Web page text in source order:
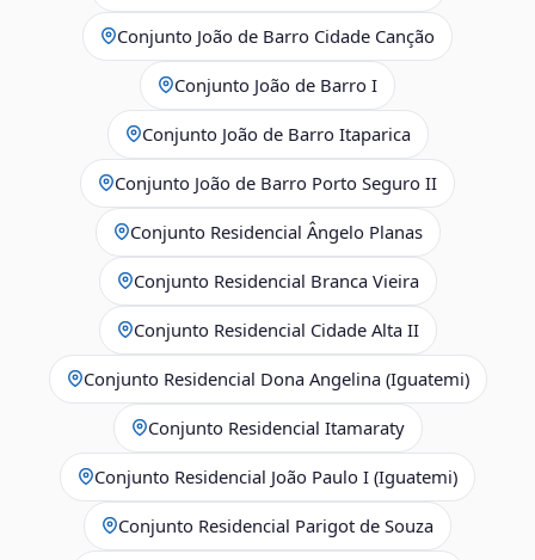
Conjunto João de Barro Cidade Canção
Conjunto João de Barro I
Conjunto João de Barro Itaparica
Conjunto João de Barro Porto Seguro II
Conjunto Residencial Ângelo Planas
Conjunto Residencial Branca Vieira
Conjunto Residencial Cidade Alta II
Conjunto Residencial Dona Angelina (Iguatemi)
Conjunto Residencial Itamaraty
Conjunto Residencial João Paulo I (Iguatemi)
Conjunto Residencial Parigot de Souza